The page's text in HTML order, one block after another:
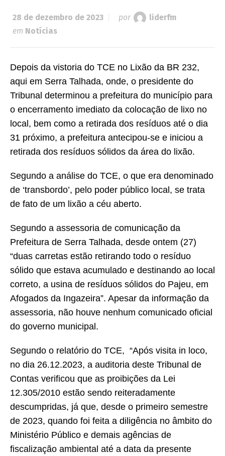
28 de dezembro de 2023 por
liderfm
em Notícias
Depois da vistoria do TCE no Lixão da BR 232,
aqui em Serra Talhada, onde, o presidente do
Tribunal determinou a prefeitura do município para
o encerramento imediato da colocação de lixo no
local, bem como a retirada dos resíduos até o dia
31 próximo, a prefeitura antecipou-se e iniciou a
retirada dos resíduos sólidos da área do lixão.
Segundo a análise do TCE, o que era denominado
de ‘transbordo’, pelo poder público local, se trata
de fato de um lixão a céu aberto.
Segundo a assessoria de comunicação da
Prefeitura de Serra Talhada, desde ontem (27)
“duas carretas estão retirando todo o resíduo
sólido que estava acumulado e destinando ao local
correto, a usina de resíduos sólidos do Pajeu, em
Afogados da Ingazeira”. Apesar da informação da
assessoria, não houve nenhum comunicado oficial
do governo municipal.
Segundo o relatório do TCE, “Após visita in loco,
no dia 26.12.2023, a auditoria deste Tribunal de
Contas verificou que as proibições da Lei
12.305/2010 estão sendo reiteradamente
descumpridas, já que, desde o primeiro semestre
de 2023, quando foi feita a diligência no âmbito do
Ministério Público e demais agências de
fiscalização ambiental até a data da presente